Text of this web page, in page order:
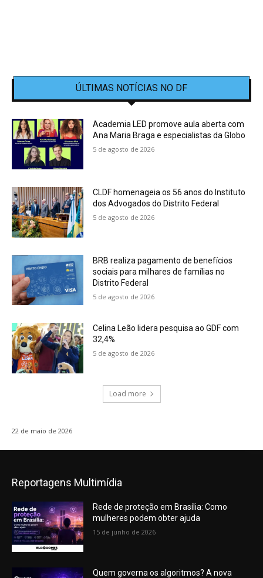
ÚLTIMAS NOTÍCIAS NO DF
Academia LED promove aula aberta com
Ana Maria Braga e especialistas da Globo
5 de agosto de 2026
CLDF homenageia os 56 anos do Instituto
dos Advogados do Distrito Federal
5 de agosto de 2026
BRB realiza pagamento de benefícios
sociais para milhares de famílias no
Distrito Federal
5 de agosto de 2026
Celina Leão lidera pesquisa ao GDF com
32,4%
5 de agosto de 2026
Load more
22 de maio de 2026
Reportagens Multimídia
Rede de proteção em Brasília: Como
mulheres podem obter ajuda
15 de junho de 2026
Quem governa os algoritmos? A nova